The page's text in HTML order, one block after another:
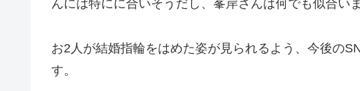
んには特にに合いそうだし、峯岸さんは何でも似合い
お2人が結婚指輪をはめた姿が見られるよう、今後の
す。